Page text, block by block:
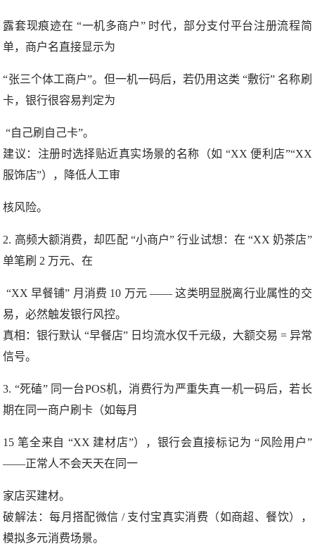
露套现痕迹在 “一机多商户” 时代，部分支付平台注册流程简
单，商户名直接显示为
“张三个体工商户”。但一机一码后，若仍用这类 “敷衍” 名称刷
卡，银行很容易判定为
“自己刷自己卡”。
建议：注册时选择贴近真实场景的名称（如 “XX 便利店”“XX
服饰店”），降低人工审
核风险。
2. 高频大额消费，却匹配 “小商户” 行业试想：在 “XX 奶茶店”
单笔刷 2 万元、在
“XX 早餐铺” 月消费 10 万元 —— 这类明显脱离行业属性的交
易，必然触发银行风控。
真相：银行默认 “早餐店” 日均流水仅千元级，大额交易 = 异常
信号。
3. “死磕” 同一台POS机，消费行为严重失真一机一码后，若长
期在同一商户刷卡（如每月
15 笔全来自 “XX 建材店”），银行会直接标记为 “风险用户”
——正常人不会天天在同一
家店买建材。
破解法：每月搭配微信 / 支付宝真实消费（如商超、餐饮），
模拟多元消费场景。